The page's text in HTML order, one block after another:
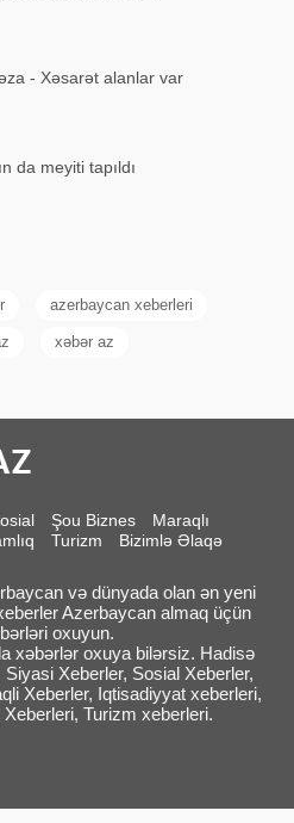
- Xəsarət alanlar var
da meyiti tapıldı
azerbaycan xeberleri
xəbər az
Şou Biznes
Maraqlı
Turizm Bizimlə Əlaqə
və dünyada olan ən yeni
Azerbaycan almaq üçün
oxuyun.
xəbərlər oxuya bilərsiz. Hadisə
Xeberler, Sosial Xeberler,
Xeberler, Iqtisadiyyat xeberleri,
Turizm xeberleri.